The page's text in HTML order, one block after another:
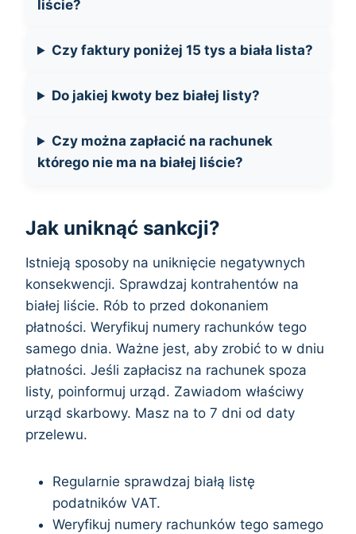
liście?
Czy faktury poniżej 15 tys a biała lista?
Do jakiej kwoty bez białej listy?
Czy można zapłacić na rachunek
którego nie ma na białej liście?
Jak uniknąć sankcji?
Istnieją sposoby na uniknięcie negatywnych
konsekwencji. Sprawdzaj kontrahentów na
białej liście. Rób to przed dokonaniem
płatności. Weryfikuj numery rachunków tego
samego dnia. Ważne jest, aby zrobić to w dniu
płatności. Jeśli zapłacisz na rachunek spoza
listy, poinformuj urząd. Zawiadom właściwy
urząd skarbowy. Masz na to 7 dni od daty
przelewu.
Regularnie sprawdzaj białą listę
podatników VAT.
Weryfikuj numery rachunków tego samego